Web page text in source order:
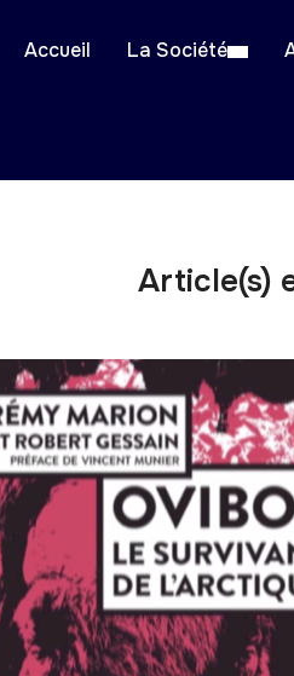
Accueil La Société
Article(s)